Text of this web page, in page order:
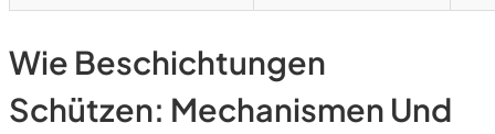
Wie Beschichtungen
Schützen: Mechanismen Und